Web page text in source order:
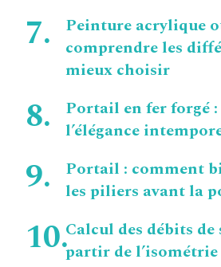
Peinture acrylique
comprendre les
mieux choisir
Portail en fer forgé
l’élégance
Portail : comment
les piliers avant la
Calcul des débits de
partir de